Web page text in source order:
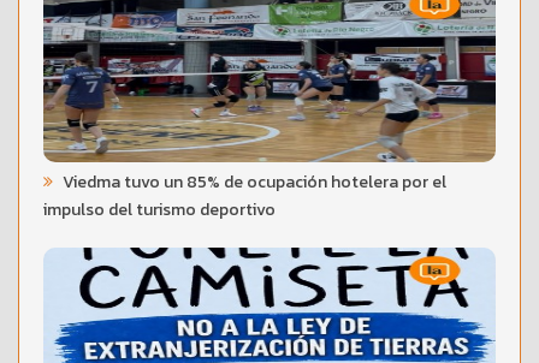
Viedma tuvo un 85% de ocupación hotelera por el
impulso del turismo deportivo